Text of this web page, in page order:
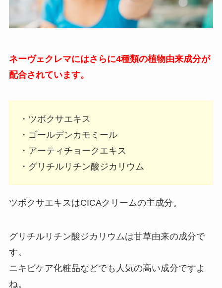
ネーヴェクレマにはさらに4種類の植物由来成分が
配合されています。
・ツボクサエキス
・ゴールデンカモミール
・アーティチョークエキス
・グリチルリチン酸ジカリウム
ツボクサエキスはCICAクリームの主成分。
グリチルリチン酸ジカリウムは甘草由来の成分で
す。
ニキビケア化粧品などでも人気の高い成分ですよ
ね。